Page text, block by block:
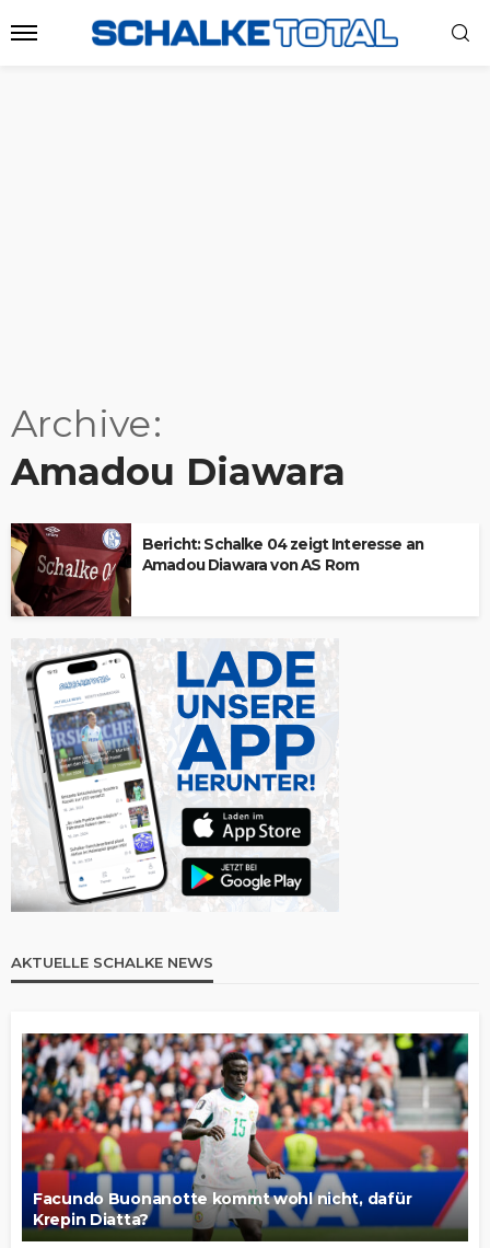
Archive
Amadou Diawara
Bericht: Schalke 04 zeigt Interesse an
Amadou Diawara von AS Rom
AKTUELLE SCHALKE NEWS
Facundo Buonanotte kommt wohl nicht, dafür
Krepin Diatta?